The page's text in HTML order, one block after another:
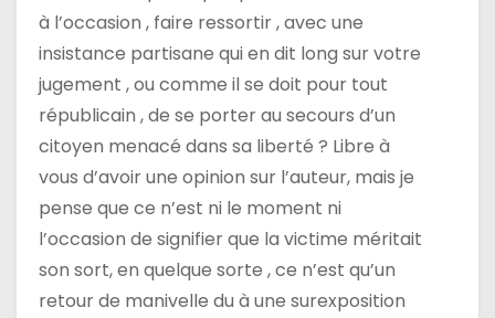
à l’occasion , faire ressortir , avec une
insistance partisane qui en dit long sur votre
jugement , ou comme il se doit pour tout
républicain , de se porter au secours d’un
citoyen menacé dans sa liberté ? Libre à
vous d’avoir une opinion sur l’auteur, mais je
pense que ce n’est ni le moment ni
l’occasion de signifier que la victime méritait
son sort, en quelque sorte , ce n’est qu’un
retour de manivelle du à une surexposition